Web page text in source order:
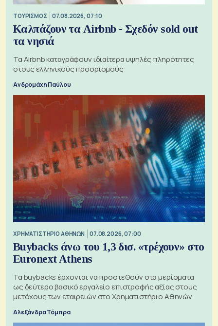
ΤΟΥΡΙΣΜΟΣ 07.08.2026, 07:10
Καλπάζουν τα Airbnb - Σχεδόν sold out
τα νησιά
Τα Airbnb καταγράφουν ιδιαίτερα υψηλές πληρότητες
στους ελληνικούς προορισμούς
Ανδρομάχη Παύλου
XΡΗΜΑΤΙΣΤΗΡΙΟ ΑΘΗΝΩΝ 07.08.2026, 07:00
Buybacks άνω του 1,3 δισ. «τρέχουν» στο
Euronext Athens
Τα buybacks έρχονται να προστεθούν στα μερίσματα
ως δεύτερο βασικό εργαλείο επιστροφής αξίας στους
μετόχους των εταιρειών στο Χρηματιστήριο Αθηνών
Αλεξάνδρα Τόμπρα